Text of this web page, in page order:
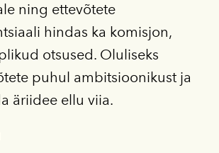
ning ettevõtete
hindas ka komisjon,
otsused. Oluliseks
puhul ambitsioonikust ja
äriidee ellu viia.